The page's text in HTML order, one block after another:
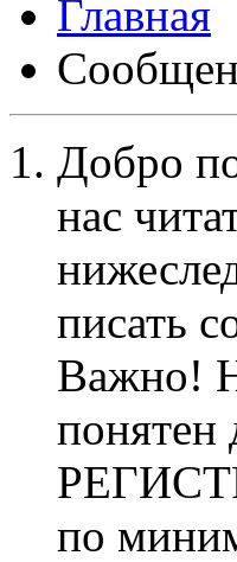
Добро
нас
писать
Важно!
понятен
по